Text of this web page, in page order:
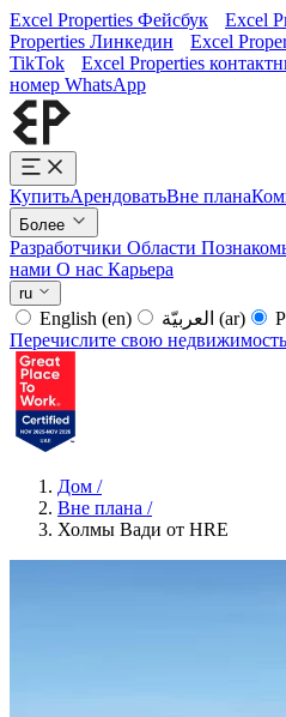
Excel Properties Фейсбук Excel
Properties Линкедин
Excel
TikTok
Excel Properties
номер WhatsApp
КупитьАрендоватьВне плана
Более
Разработчики Области
нами О нас Карьера
ru
English (en) (ar)
Перечислите свою недвижимость
Дом /
Вне плана /
Холмы Вади от HRE